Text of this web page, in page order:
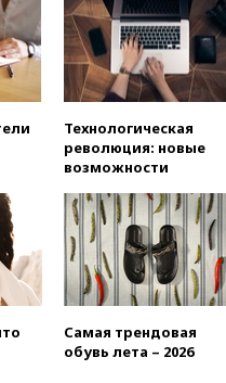
Технологическая
революция: новые
возможности
Самая трендовая
обувь лета – 2026